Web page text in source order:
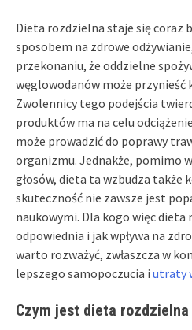
Dieta rozdzielna staje się coraz
sposobem na zdrowe
przekonaniu, że oddzielne
węglowodanów może przynieść
Zwolennicy tego podejścia
produktów ma na celu
może prowadzić do poprawy
organizmu. Jednakże, pomimo
głosów, dieta ta wzbudza także
skuteczność nie zawsze jest
naukowymi. Dla kogo więc dieta
odpowiednia i jak wpływa na
warto rozważyć, zwłaszcza w
lepszego samopoczucia i utraty
Czym jest dieta